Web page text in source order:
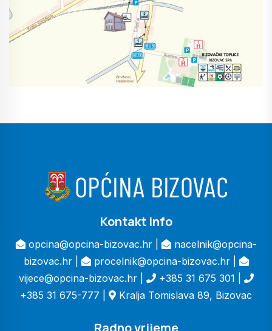
Kontakt info
opcina@opcina-bizovac.hr |
nacelnik@opcina-
bizovac.hr |
procelnik@opcina-bizovac.hr |
vijece@opcina-bizovac.hr |
+385 31 675 301 |
+385 31 675-777 |
Kralja Tomislava 89, Bizovac